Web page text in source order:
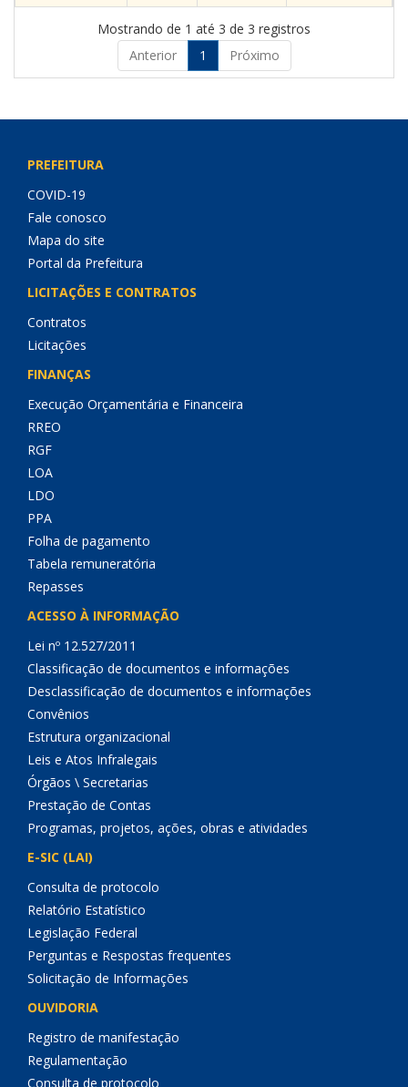
Mostrando de 1 até 3 de 3 registros
Anterior
1 Próximo
PREFEITURA
COVID-19
Fale conosco
Mapa do site
Portal da Prefeitura
LICITAÇÕES E CONTRATOS
Contratos
Licitações
FINANÇAS
Execução Orçamentária e Financeira
RREO
RGF
LOA
LDO
PPA
Folha de pagamento
Tabela remuneratória
Repasses
ACESSO À INFORMAÇÃO
Lei nº 12.527/2011
Classificação de documentos e informações
Desclassificação de documentos e informações
Convênios
Estrutura organizacional
Leis e Atos Infralegais
Órgãos \ Secretarias
Prestação de Contas
Programas, projetos, ações, obras e atividades
E-SIC (LAI)
Consulta de protocolo
Relatório Estatístico
Legislação Federal
Perguntas e Respostas frequentes
Solicitação de Informações
OUVIDORIA
Registro de manifestação
Regulamentação
Consulta de protocolo